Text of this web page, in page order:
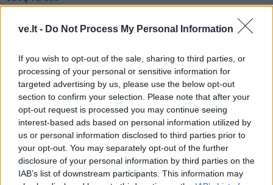
ve.lt - Do Not Process My Personal Information
If you wish to opt-out of the sale, sharing to third parties, or
processing of your personal or sensitive information for
targeted advertising by us, please use the below opt-out
section to confirm your selection. Please note that after your
opt-out request is processed you may continue seeing
interest-based ads based on personal information utilized by
us or personal information disclosed to third parties prior to
your opt-out. You may separately opt-out of the further
disclosure of your personal information by third parties on the
IAB’s list of downstream participants. This information may
Komentaras
This site is protected by